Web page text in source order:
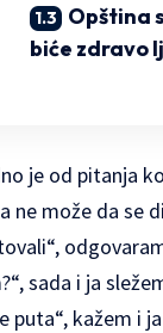
Opština
biće zdravo
je od pitanja
ne može da se
sada i ja
puta“, kažem i